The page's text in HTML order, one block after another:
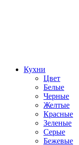
Кухни
Цвет
Белые
Черные
Желтые
Красные
Зеленые
Серые
Бежевые